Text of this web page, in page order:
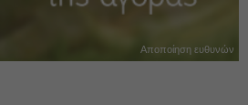
Αποποίηση ευθυνών